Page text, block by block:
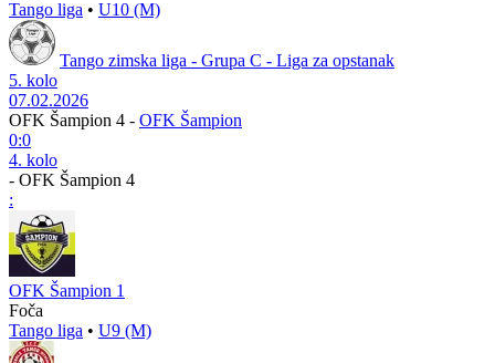
Tango liga • U10 (M)
Tango zimska liga - Grupa C - Liga za opstanak
5. kolo
07.02.2026
OFK Šampion 4 - OFK Šampion
0:0
4. kolo
- OFK Šampion 4
:
OFK Šampion 1
Foča
Tango liga • U9 (M)